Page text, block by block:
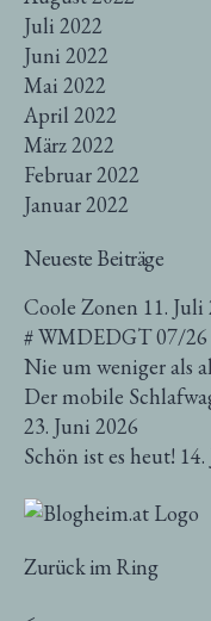
Juli 2022
Juni 2022
Mai 2022
April 2022
März 2022
Februar 2022
Januar 2022
Neueste Beiträge
Coole Zonen 11. Juli
# WMDEDGT 07/26
Nie um weniger als
Der mobile
23. Juni 2026
Schön ist es heut!
Zurück im Ring